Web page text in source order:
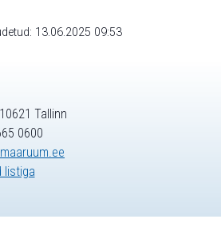
13.06.2025 09:53
Tallinn
0600
listiga